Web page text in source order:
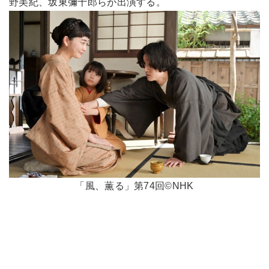
野美紀、坂東彌十郎らが出演する。
「風、薫る」第74回©NHK